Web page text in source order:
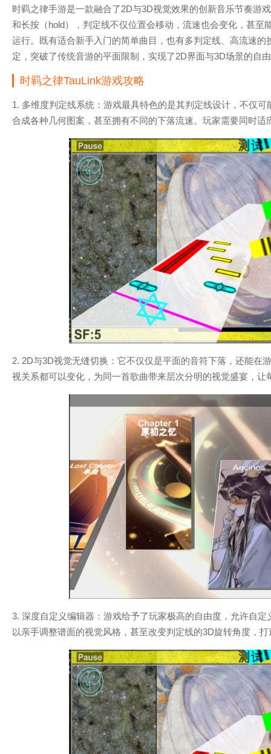
时羁之律手游是一款融合了2D与3D视觉效果的创新音乐节奏游
和长按（hold），判定线不仅位置会移动，流速也会变化，甚
运行。既有适合新手入门的简单曲目，也有多判定线、高流速
定，突破了传统音游的平面限制，实现了2D界面与3D场景的自
时羁之律TauLink游戏攻略
1. 多维度判定线系统：游戏最具特色的是其判定线设计，不仅
合成各种几何图案，甚至拥有不同的下落流速。玩家需要同时
2. 2D与3D视觉无缝切换：它不仅仅是平面的音符下落，还能在
视关系都可以变化，为同一首歌曲带来层次分明的视觉盛宴，让
3. 深度自定义编辑器：游戏给予了玩家极高的自由度，允许自
以亲手调整谱面的视觉风格，甚至改变判定线的3D旋转角度，